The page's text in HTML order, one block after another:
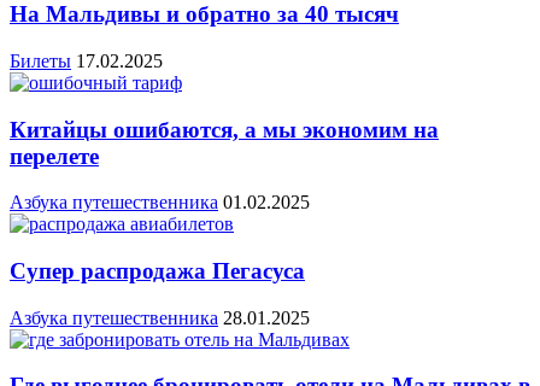
На Мальдивы и обратно за 40 тысяч
Билеты 17.02.2025
Китайцы ошибаются, а мы экономим на
перелете
Азбука путешественника 01.02.2025
Супер распродажа Пегасуса
Азбука путешественника 28.01.2025